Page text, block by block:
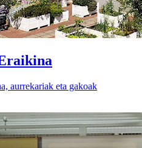
aurrekariak eta gakoak